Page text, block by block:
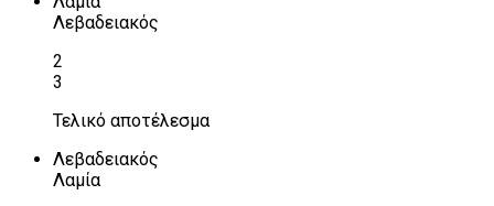
Λεβαδειακός
2
3
Τελικό αποτέλεσμα
Λεβαδειακός
Λαμία